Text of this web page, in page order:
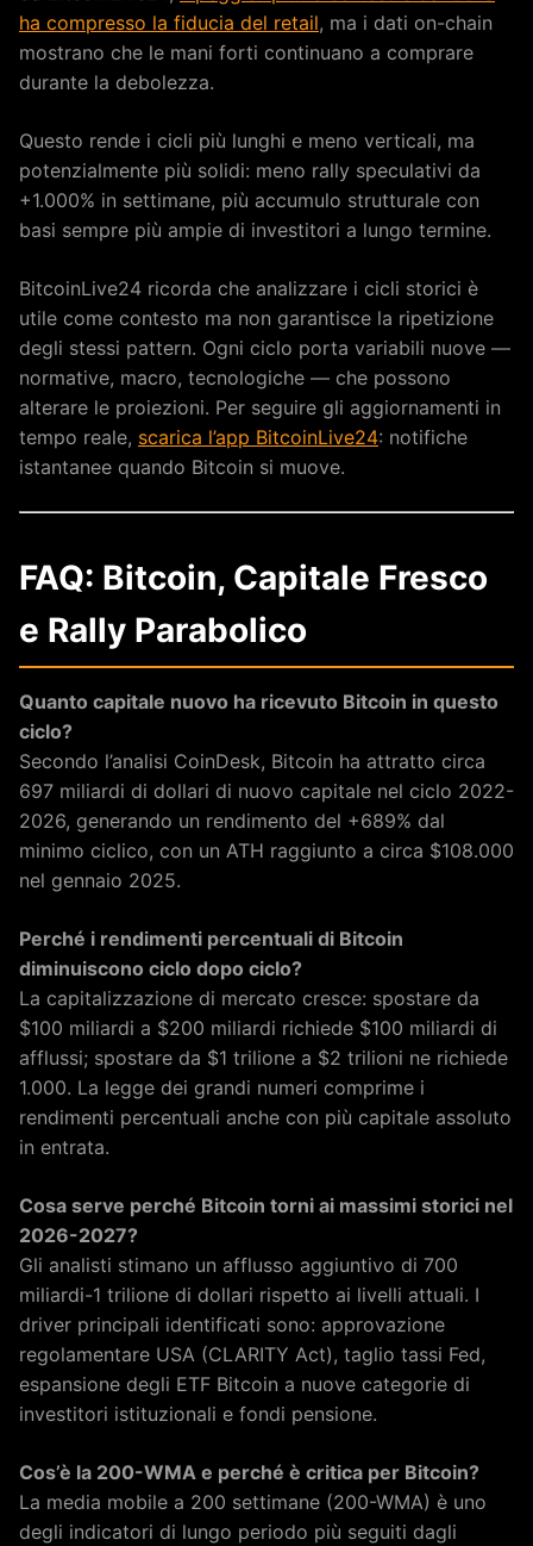
ha compresso la fiducia del retail, ma i dati on-chain
mostrano che le mani forti continuano a comprare
durante la debolezza.
Questo rende i cicli più lunghi e meno verticali, ma
potenzialmente più solidi: meno rally speculativi da
+1.000% in settimane, più accumulo strutturale con
basi sempre più ampie di investitori a lungo termine.
BitcoinLive24 ricorda che analizzare i cicli storici è
utile come contesto ma non garantisce la ripetizione
degli stessi pattern. Ogni ciclo porta variabili nuove —
normative, macro, tecnologiche — che possono
alterare le proiezioni. Per seguire gli aggiornamenti in
tempo reale, scarica l’app BitcoinLive24: notifiche
istantanee quando Bitcoin si muove.
FAQ: Bitcoin, Capitale Fresco
e Rally Parabolico
Quanto capitale nuovo ha ricevuto Bitcoin in questo
ciclo?
Secondo l’analisi CoinDesk, Bitcoin ha attratto circa
697 miliardi di dollari di nuovo capitale nel ciclo 2022-
2026, generando un rendimento del +689% dal
minimo ciclico, con un ATH raggiunto a circa $108.000
nel gennaio 2025.
Perché i rendimenti percentuali di Bitcoin
diminuiscono ciclo dopo ciclo?
La capitalizzazione di mercato cresce: spostare da
$100 miliardi a $200 miliardi richiede $100 miliardi di
afflussi; spostare da $1 trilione a $2 trilioni ne richiede
1.000. La legge dei grandi numeri comprime i
rendimenti percentuali anche con più capitale assoluto
in entrata.
Cosa serve perché Bitcoin torni ai massimi storici nel
2026-2027?
Gli analisti stimano un afflusso aggiuntivo di 700
miliardi-1 trilione di dollari rispetto ai livelli attuali. I
driver principali identificati sono: approvazione
regolamentare USA (CLARITY Act), taglio tassi Fed,
espansione degli ETF Bitcoin a nuove categorie di
investitori istituzionali e fondi pensione.
Cos’è la 200-WMA e perché è critica per Bitcoin?
La media mobile a 200 settimane (200-WMA) è uno
degli indicatori di lungo periodo più seguiti dagli